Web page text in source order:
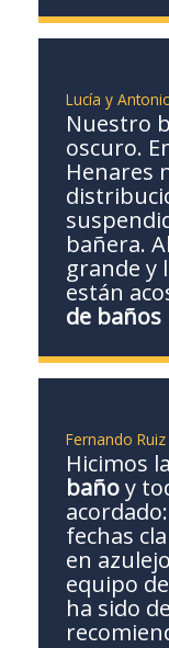
Lucía y
Nuestro
oscuro.
Henares
bañera.
grande y
están
de
Fernando Ruiz
Hicimos la
bañoy
fechas
en
equipo
ha sido